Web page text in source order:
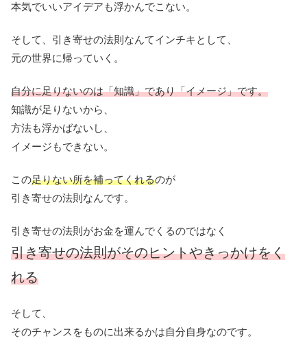
本気でいいアイデアも浮かんでこない。
そして、引き寄せの法則なんてインチキとして、
元の世界に帰っていく。
自分に足りないのは「知識」であり「イメージ」です。
知識が足りないから、
方法も浮かばないし、
イメージもできない。
この足りない所を補ってくれるのが
引き寄せの法則なんです。
引き寄せの法則がお金を運んでくるのではなく
引き寄せの法則がそのヒントやきっかけをく
れる
そして、
そのチャンスをものに出来るかは自分自身なのです。